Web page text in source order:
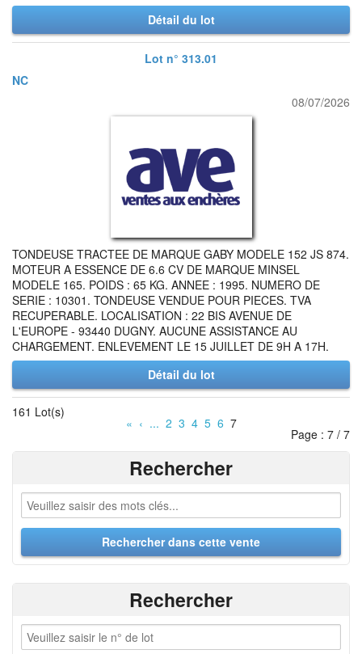
Détail du lot
Lot n° 313.01
NC
08/07/2026
TONDEUSE TRACTEE DE MARQUE GABY MODELE 152 JS 874.
MOTEUR A ESSENCE DE 6.6 CV DE MARQUE MINSEL
MODELE 165. POIDS : 65 KG. ANNEE : 1995. NUMERO DE
SERIE : 10301. TONDEUSE VENDUE POUR PIECES. TVA
RECUPERABLE. LOCALISATION : 22 BIS AVENUE DE
L'EUROPE - 93440 DUGNY. AUCUNE ASSISTANCE AU
CHARGEMENT. ENLEVEMENT LE 15 JUILLET DE 9H A 17H.
Détail du lot
161 Lot(s)
« ‹ ... 2 3 4 5 6 7
Page : 7 / 7
Rechercher
Rechercher